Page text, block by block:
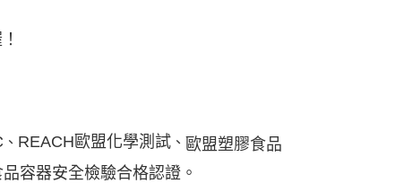
、 REACH歐盟化學測試 、歐盟塑膠食品
容器安全檢驗合格認證。